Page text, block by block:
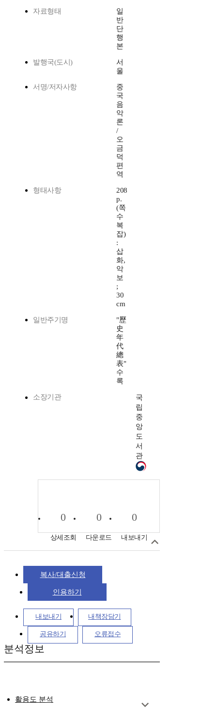
자료형태
일
반
단
행
본
발행국(도시)
서
울
서명/저자사항
중
국
음
악
론
/
오
금
덕
편
역
형태사항
208
p.
(쪽
수
복
잡)
:
삽
화,
악
보
;
30
cm
일반주기명
"歷
史
年
代
總
表"
수
록
소장기관
국
립
중
앙
도
서
관
0
상세조회
0
다운로드
0
내보내기
복사/대출신청
인용하기
내보내기 내책장담기
공유하기 오류접수
분석정보
활용도 분석